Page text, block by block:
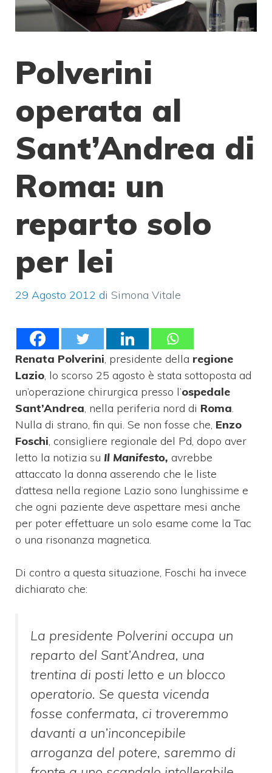
Polverini
operata al
Sant’Andrea di
Roma: un
reparto solo
per lei
29 Agosto 2012 di Simona Vitale
Renata Polverini, presidente della regione
Lazio, lo scorso 25 agosto è stata sottoposta ad
un’operazione chirurgica presso l’ospedale
Sant’Andrea, nella periferia nord di Roma.
Nulla di strano, fin qui. Se non fosse che, Enzo
Foschi, consigliere regionale del Pd, dopo aver
letto la notizia su Il Manifesto, avrebbe
attaccato la donna asserendo che le liste
d’attesa nella regione Lazio sono lunghissime e
che ogni paziente deve aspettare mesi anche
per poter effettuare un solo esame come la Tac
o una risonanza magnetica.
Di contro a questa situazione, Foschi ha invece
dichiarato che:
La presidente Polverini occupa un
reparto del Sant’Andrea, una
trentina di posti letto e un blocco
operatorio. Se questa vicenda
fosse confermata, ci troveremmo
davanti a un’inconcepibile
arroganza del potere, saremmo di